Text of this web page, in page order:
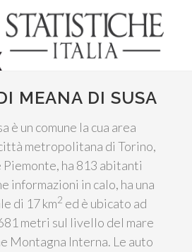
MEANA DI SUSA
è un comune la cua area
metropolitana di Torino,
ha 813 abitanti
informazioni in calo, ha una
di 17 km2 ed è ubicato ad
metri sul livello del mare
Montagna Interna. Le auto